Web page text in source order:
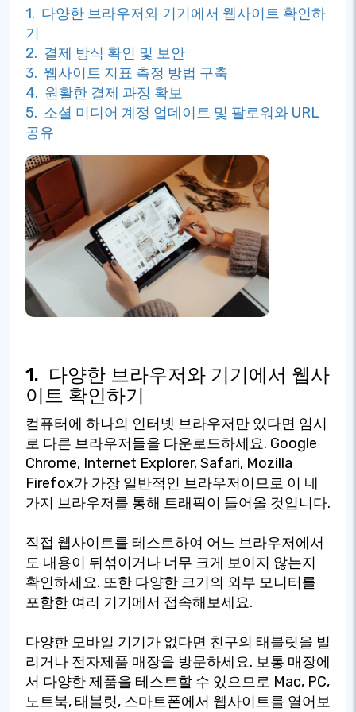
1. 다양한 브라우저와 기기에서 웹사이트 확인하
기
2. 결제 방식 확인 및 보안
3. 웹사이트 지표 측정 방법 구축
4. 원활한 결제 과정 확보
5. 소셜 미디어 계정 업데이트 및 팔로워와 URL
공유
1. 다양한 브라우저와 기기에서 웹사
이트 확인하기
컴퓨터에 하나의 인터넷 브라우저만 있다면 임시
로 다른 브라우저들을 다운로드하세요. Google
Chrome, Internet Explorer, Safari, Mozilla
Firefox가 가장 일반적인 브라우저이므로 이 네
가지 브라우저를 통해 트래픽이 들어올 것입니다.
직접 웹사이트를 테스트하여 어느 브라우저에서
도 내용이 뒤섞이거나 너무 크게 보이지 않는지
확인하세요. 또한 다양한 크기의 외부 모니터를
포함한 여러 기기에서 접속해보세요.
다양한 모바일 기기가 없다면 친구의 태블릿을 빌
리거나 전자제품 매장을 방문하세요. 보통 매장에
서 다양한 제품을 테스트할 수 있으므로 Mac, PC,
노트북, 태블릿, 스마트폰에서 웹사이트를 열어보